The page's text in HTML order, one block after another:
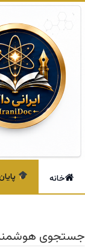
خانه
جستجوی هوشمند